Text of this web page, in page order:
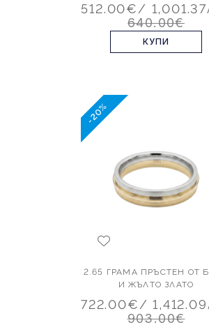
512.00€/
640.00€
КУПИ
-20%
2.65 ГРАМА ПРЪСТЕН ОТ
И ЖЪЛТО ЗЛАТО
722.00€/
903.00€